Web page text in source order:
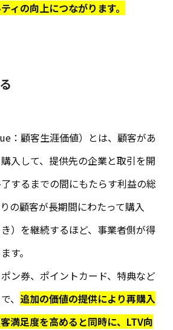
ィの向上につながります。
：顧客生涯価値）とは、顧客があ
入して、提供先の企業と取引を開
するまでの間にもたらす利益の総
の顧客が長期間にわたって購入
き）を継続するほど、事業者側が得
す。
ン券、ポイントカード、特典など
、 追加の価値の提供により再購入
満足度を高めると同時に、LTV向